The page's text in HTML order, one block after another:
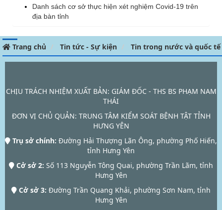
Danh sách cơ sở thực hiện xét nghiệm Covid-19 trên
địa bàn tỉnh
Trang chủ Tin tức - Sự kiện Tin trong nước và quốc tế
CHỊU TRÁCH NHIỆM XUẤT BẢN: GIÁM ĐỐC - THS BS PHẠM NAM
THÁI
ĐƠN VỊ CHỦ QUẢN: TRUNG TÂM KIỂM SOÁT BỆNH TẬT TỈNH
HƯNG YÊN
Trụ sở chính: Đường Hải Thượng Lãn Ông, phường Phố Hiến,
tỉnh Hưng Yên
Cở sở 2: Số 113 Nguyễn Tông Quai, phường Trần Lãm, tỉnh
Hưng Yên
Cở sở 3: Đường Trần Quang Khải, phường Sơn Nam, tỉnh
Hưng Yên